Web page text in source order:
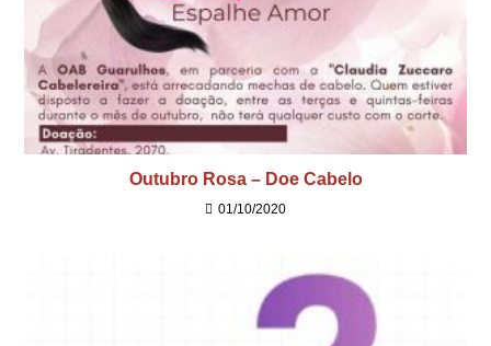
Outubro Rosa – Doe Cabelo
01/10/2020